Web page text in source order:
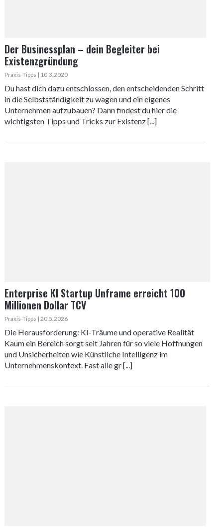
Der Businessplan – dein Begleiter bei
Existenzgründung
Praxis-Tipps | 10.3.2020
Du hast dich dazu entschlossen, den entscheidenden Schritt
in die Selbstständigkeit zu wagen und ein eigenes
Unternehmen aufzubauen? Dann findest du hier die
wichtigsten Tipps und Tricks zur Existenz [...]
Enterprise KI Startup Unframe erreicht 100
Millionen Dollar TCV
Praxis-Tipps | 20.5.2026
Die Herausforderung: KI-Träume und operative Realität
Kaum ein Bereich sorgt seit Jahren für so viele Hoffnungen
und Unsicherheiten wie Künstliche Intelligenz im
Unternehmenskontext. Fast alle gr [...]